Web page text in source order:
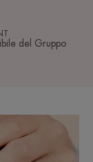
del Gruppo